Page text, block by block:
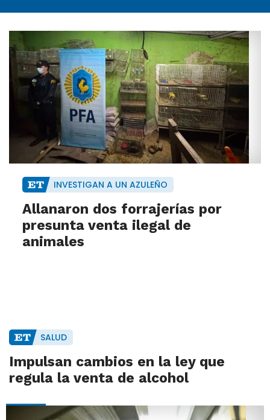
INVESTIGAN A UN AZULEÑO
Allanaron dos forrajerías por
presunta venta ilegal de
animales
SALUD
Impulsan cambios en la ley que
regula la venta de alcohol